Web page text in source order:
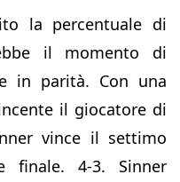
la percentuale di
il momento di
in parità. Con una
il giocatore di
vince il settimo
4-3. Sinner